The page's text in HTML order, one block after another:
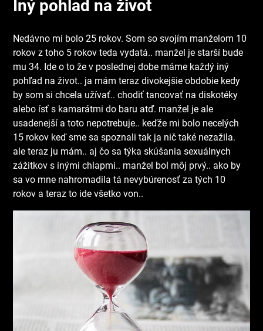
Iný pohlad na život
Nedávno mi bolo 25 rokov. Som so svojím manželom 10
rokov z toho 5 rokov teda vydatá.. manžel je starší bude
mu 34. Ide o to že v poslednej dobe máme každý iný
pohľad na život.. ja mám teraz divokejšie obdobie kedy
by som si chcela užívať.. chodiť tancovať na diskotéky
alebo ísť s kamarátmi do baru atď. manžel je ale
usadenejší a toto nepotrebuje.. keďže mi bolo necelých
15 rokov keď sme sa spoznali tak ja nič také nezažila.
ale teraz ju mám.. aj čo sa týka skúšania sexuálnych
zážitkov s inými chlapmi.. manžel bol môj prvý.. ako by
sa vo mne nahromadila tá nevybúrenosť za tých 10
rokov a teraz to ide všetko von..